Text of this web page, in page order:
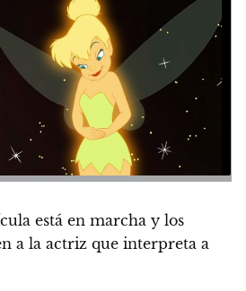
está en marcha y los
a la actriz que interpreta a